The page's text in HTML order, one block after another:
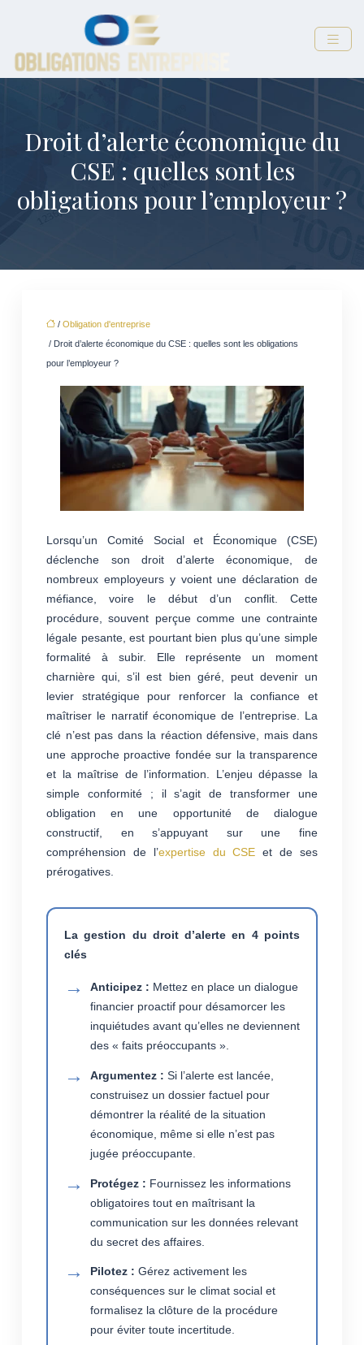
Droit d’alerte économique du
CSE : quelles sont les
obligations pour l’employeur ?
/ Obligation d'entreprise
/ Droit d’alerte économique du CSE : quelles sont les obligations
pour l’employeur ?
Lorsqu’un Comité Social et Économique (CSE)
déclenche son droit d’alerte économique, de
nombreux employeurs y voient une déclaration de
méfiance, voire le début d’un conflit. Cette
procédure, souvent perçue comme une contrainte
légale pesante, est pourtant bien plus qu’une simple
formalité à subir. Elle représente un moment
charnière qui, s’il est bien géré, peut devenir un
levier stratégique pour renforcer la confiance et
maîtriser le narratif économique de l’entreprise. La
clé n’est pas dans la réaction défensive, mais dans
une approche proactive fondée sur la transparence
et la maîtrise de l’information. L’enjeu dépasse la
simple conformité ; il s’agit de transformer une
obligation en une opportunité de dialogue
constructif, en s’appuyant sur une fine
compréhension de l’expertise du CSE et de ses
prérogatives.
La gestion du droit d’alerte en 4 points
clés
Anticipez : Mettez en place un dialogue
financier proactif pour désamorcer les
inquiétudes avant qu’elles ne deviennent
des « faits préoccupants ».
Argumentez : Si l’alerte est lancée,
construisez un dossier factuel pour
démontrer la réalité de la situation
économique, même si elle n’est pas
jugée préoccupante.
Protégez : Fournissez les informations
obligatoires tout en maîtrisant la
communication sur les données relevant
du secret des affaires.
Pilotez : Gérez activement les
conséquences sur le climat social et
formalisez la clôture de la procédure
pour éviter toute incertitude.